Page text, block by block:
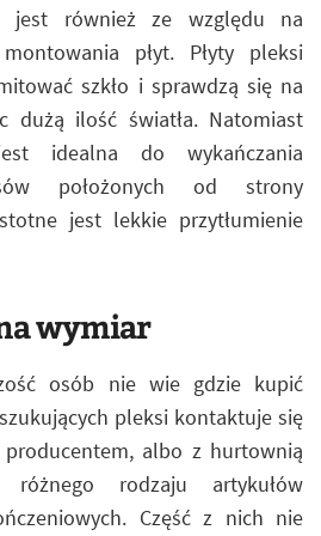
jest również ze względu na
płyt. Płyty pleksi
szkło i sprawdzą się na
dużą ilość światła. Natomiast
idealna do wykańczania
położonych od strony
jest lekkie przytłumienie
wymiar
osób nie wie gdzie kupić
pleksi kontaktuje się
albo z hurtownią
różnego rodzaju artykułów
Część z nich nie